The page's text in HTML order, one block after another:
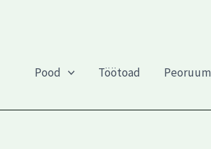
Pood
Töötoad Peoruum